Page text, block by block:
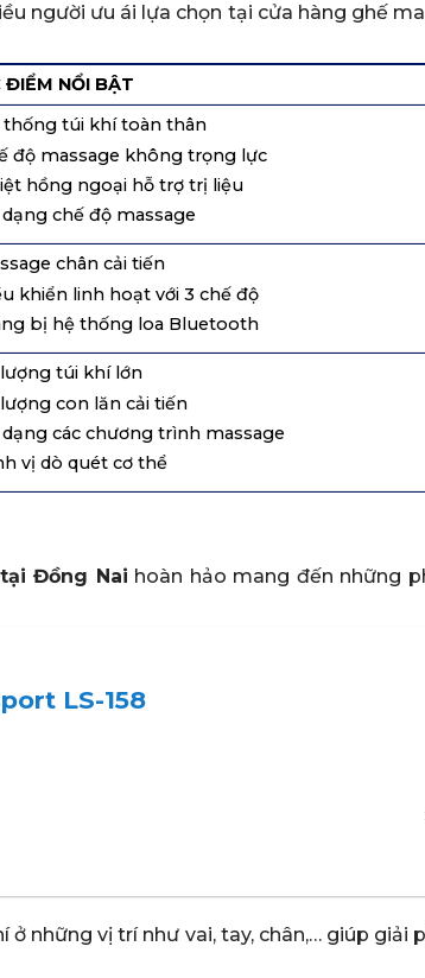
người ưu ái lựa chọn tại cửa hàng ghế
ĐIỂM NỔI BẬT
thống túi khí toàn thân
độ massage không trọng lực
hồng ngoại hỗ trợ trị liệu
chế độ massage
chân cải tiến
khiển linh hoạt với 3 chế độ
bị hệ thống loa Bluetooth
lượng túi khí lớn
lượng con lăn cải tiến
dạng các chương trình massage
vị dò quét cơ thể
Đồng Nai hoàn hảo mang đến những
LS-158
ở những vị trí như vai, tay, chân,… giúp giải